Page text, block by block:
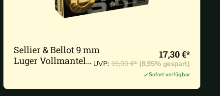
Sellier & Bellot 9 mm
Luger Vollmantel
17,30 €*
UVP: 19,00 €* (8,95% gespart)
Sofort verfügbar